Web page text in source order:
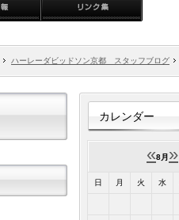
ハーレーダビッドソン京都 スタッフブログ
カレンダー
«8月 »
日 月 火 水